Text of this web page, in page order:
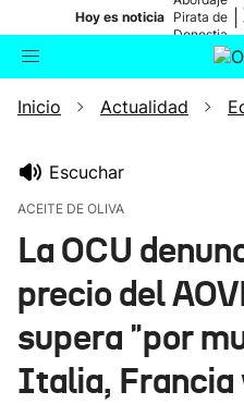
Hoy es noticia Pirata de
Donostia
Buscador
Inicio Actualidad
Escuchar
ACEITE DE OLIVA
La OCU
precio del
supera "por
Italia, Francia